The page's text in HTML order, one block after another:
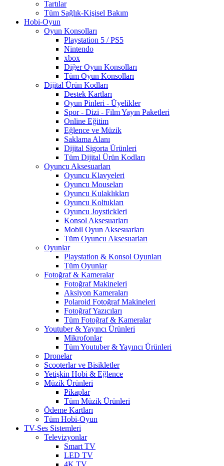
Tartılar
Tüm Sağlık-Kişisel Bakım
Hobi-Oyun
Oyun Konsolları
Playstation 5 / PS5
Nintendo
xbox
Diğer Oyun Konsolları
Tüm Oyun Konsolları
Dijital Ürün Kodları
Destek Kartları
Oyun Pinleri - Üyelikler
Spor - Dizi - Film Yayın Paketleri
Online Eğitim
Eğlence ve Müzik
Saklama Alanı
Dijital Sigorta Ürünleri
Tüm Dijital Ürün Kodları
Oyuncu Aksesuarları
Oyuncu Klavyeleri
Oyuncu Mouseları
Oyuncu Kulaklıkları
Oyuncu Koltukları
Oyuncu Joystickleri
Konsol Aksesuarları
Mobil Oyun Aksesuarları
Tüm Oyuncu Aksesuarları
Oyunlar
Playstation & Konsol Oyunları
Tüm Oyunlar
Fotoğraf & Kameralar
Fotoğraf Makineleri
Aksiyon Kameraları
Polaroid Fotoğraf Makineleri
Fotoğraf Yazıcıları
Tüm Fotoğraf & Kameralar
Youtuber & Yayıncı Ürünleri
Mikrofonlar
Tüm Youtuber & Yayıncı Ürünleri
Dronelar
Scooterlar ve Bisikletler
Yetişkin Hobi & Eğlence
Müzik Ürünleri
Pikaplar
Tüm Müzik Ürünleri
Ödeme Kartları
Tüm Hobi-Oyun
TV-Ses Sistemleri
Televizyonlar
Smart TV
LED TV
4K TV